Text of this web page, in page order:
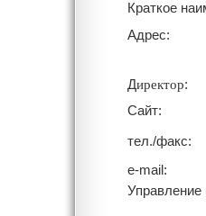
Краткое
Адрес:
Директор:
Сайт:
тел./факс:
е-mail:
Управление